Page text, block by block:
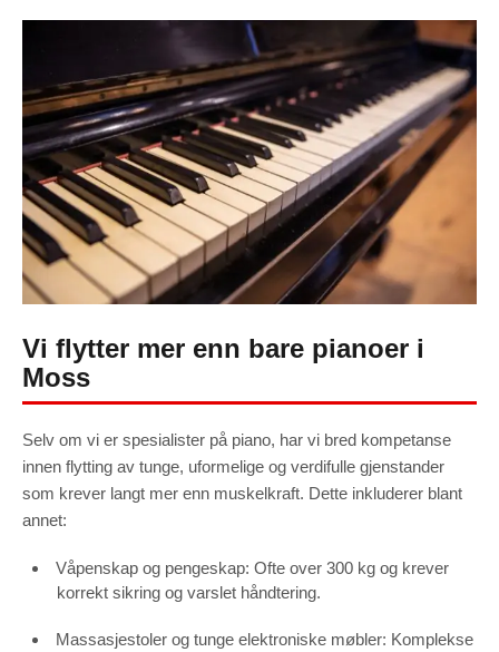
Vi flytter mer enn bare pianoer i
Moss
Selv om vi er spesialister på piano, har vi bred kompetanse
innen flytting av tunge, uformelige og verdifulle gjenstander
som krever langt mer enn muskelkraft. Dette inkluderer blant
annet:
Våpenskap og pengeskap: Ofte over 300 kg og krever
korrekt sikring og varslet håndtering.
Massasjestoler og tunge elektroniske møbler: Komplekse